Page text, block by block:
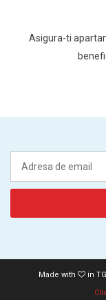
Asigura-ti
Made with in